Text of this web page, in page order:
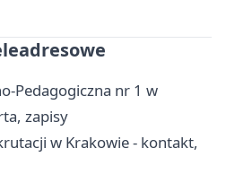
Pedagogiczna nr 1 w
zapisy
w Krakowie - kontakt,